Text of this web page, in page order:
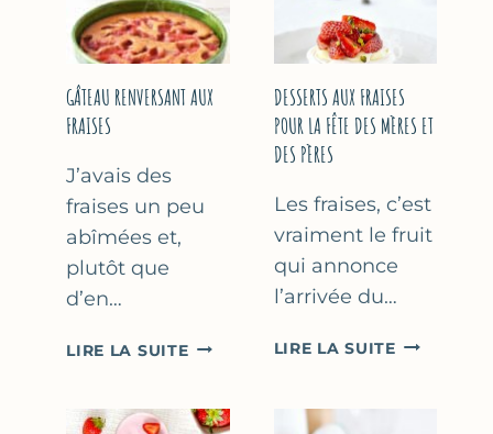
GÂTEAU RENVERSANT AUX
FRAISES
J’avais des
fraises un peu
abîmées et,
plutôt que
d’en…
LIRE LA SUITEGÂTEAU
FRAISES
DESSERTS AUX FRAISES
POUR LA FÊTE DES MÈRES ET
DES PÈRES
Les fraises, c’est
vraiment le fruit
qui annonce
l’arrivée du…
LIRE LA SUITEDESSERTS